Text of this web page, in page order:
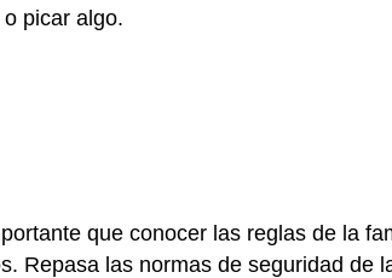
picar algo.
que conocer las reglas de la
Repasa las normas de seguridad de